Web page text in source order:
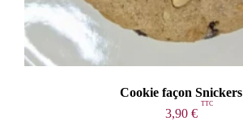
Cookie façon Snickers
3,90 €